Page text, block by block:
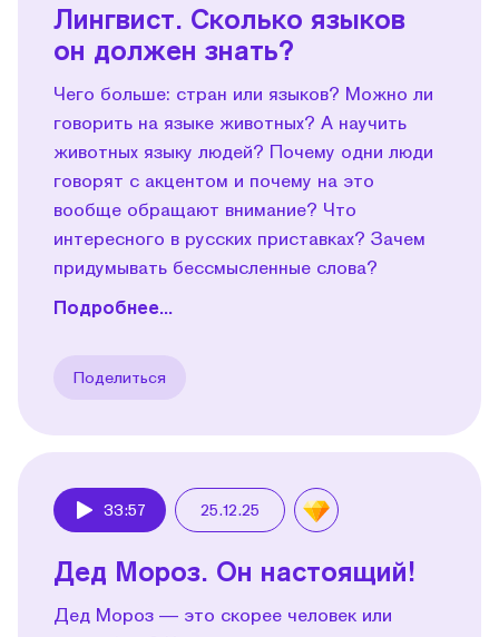
Лингвист. Сколько языков
он должен знать?
Чего больше: стран или языков? Можно ли
говорить на языке животных? А научить
животных языку людей? Почему одни люди
говорят с акцентом и почему на это
вообще обращают внимание? Что
интересного в русских приставках? Зачем
придумывать бессмысленные слова?
Подробнее...
Поделиться
33:57 25.12.25
Дед Мороз. Он настоящий!
Дед Мороз — это скорее человек или